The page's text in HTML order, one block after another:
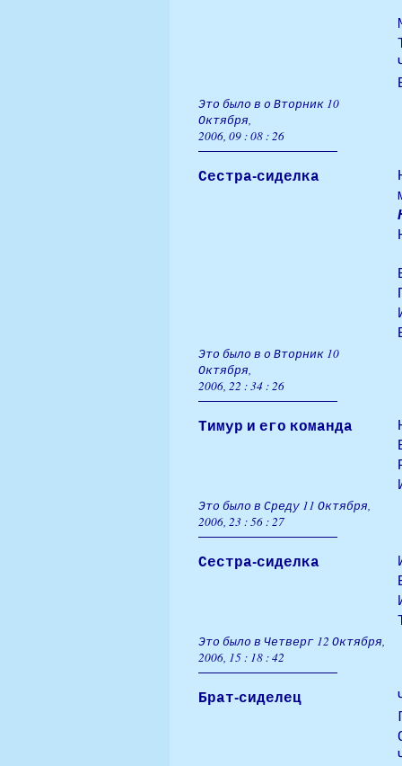
Это было в о Вторник 10
Октября,
2006, 09 : 08 : 26
Сестра-сиделка
Это было в о Вторник 10
Октября,
2006, 22 : 34 : 26
Тимур и его команда
Это было в Среду 11 Октября,
2006, 23 : 56 : 27
Сестра-сиделка
Это было в Четверг 12 Октября,
2006, 15 : 18 : 42
Брат-сиделец